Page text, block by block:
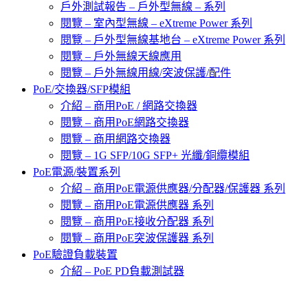
戶外測試報告 – 戶外型無線 – 系列
閱覽 – 室內型無線 – eXtreme Power 系列
閱覽 – 戶外型無線基地台 – eXtreme Power 系列
閱覽 – 戶外無線天線應用
閱覽 – 戶外無線用線/突波保護/配件
PoE/交換器/SFP模組
介紹 – 商用PoE / 網路交換器
閱覽 – 商用PoE網路交換器
閱覽 – 商用網路交換器
閱覽 – 1G SFP/10G SFP+ 光纖/銅纜模組
PoE電源/裝置系列
介紹 – 商用PoE電源供應器/分配器/保護器 系列
閱覽 – 商用PoE電源供應器 系列
閱覽 – 商用PoE接收分配器 系列
閱覽 – 商用PoE突波保護器 系列
PoE驗證負載裝置
介紹 – PoE PD負載測試器